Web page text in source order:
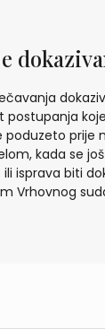
postupanja
poduzeto prije
kada se
isprava biti
Vrhovnog